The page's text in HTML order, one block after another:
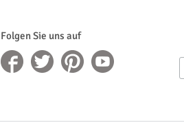
Folgen Sie uns auf